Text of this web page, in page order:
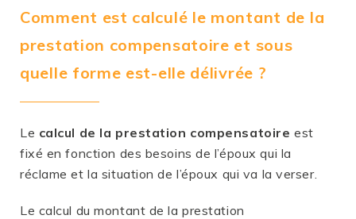
Comment est calculé le montant de la
prestation compensatoire et sous
quelle forme est-elle délivrée ?
Le calcul de la prestation compensatoire est
fixé en fonction des besoins de l’époux qui la
réclame et la situation de l’époux qui va la verser.
Le calcul du montant de la prestation